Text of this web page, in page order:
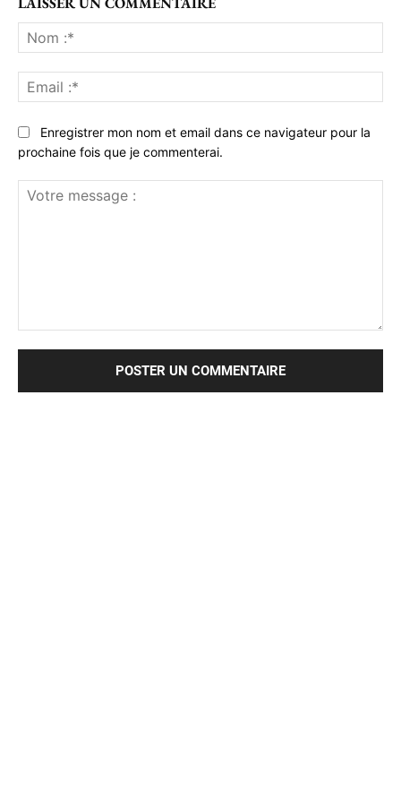
:*
:*
Enregistrer mon nom et email dans ce navigateur pour la
prochaine fois que je commenterai.